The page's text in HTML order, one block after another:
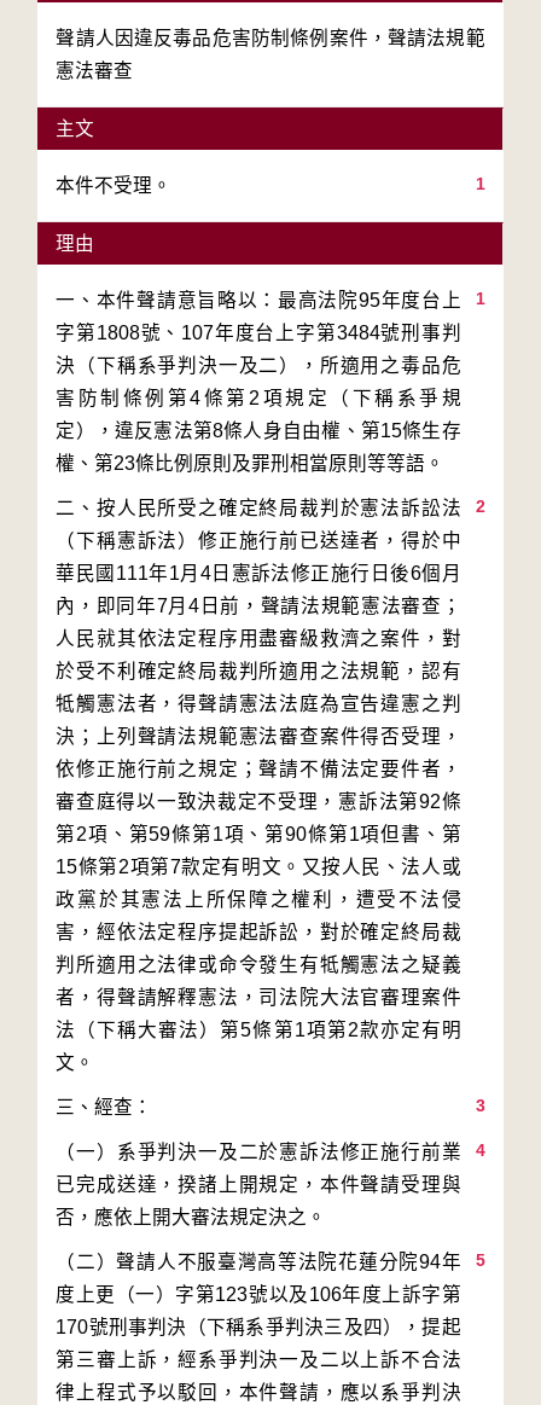
聲請人因違反毒品危害防制條例案件，聲請法規範
憲法審查
主文
1
本件不受理。
理由
1
一、本件聲請意旨略以：最高法院95年度台上
字第1808號、107年度台上字第3484號刑事判
決（下稱系爭判決一及二），所適用之毒品危
害防制條例第4條第2項規定（下稱系爭規
定），違反憲法第8條人身自由權、第15條生存
2
二、按人民所受之確定終局裁判於憲法訴訟法
（下稱憲訴法）修正施行前已送達者，得於中
華民國111年1月4日憲訴法修正施行日後6個月
內，即同年7月4日前，聲請法規範憲法審查；
人民就其依法定程序用盡審級救濟之案件，對
於受不利確定終局裁判所適用之法規範，認有
牴觸憲法者，得聲請憲法法庭為宣告違憲之判
決；上列聲請法規範憲法審查案件得否受理，
依修正施行前之規定；聲請不備法定要件者，
審查庭得以一致決裁定不受理，憲訴法第92條
第2項、第59條第1項、第90條第1項但書、第
15條第2項第7款定有明文。又按人民、法人或
政黨於其憲法上所保障之權利，遭受不法侵
害，經依法定程序提起訴訟，對於確定終局裁
判所適用之法律或命令發生有牴觸憲法之疑義
者，得聲請解釋憲法，司法院大法官審理案件
法（下稱大審法）第5條第1項第2款亦定有明
3
4
（一）系爭判決一及二於憲訴法修正施行前業
已完成送達，揆諸上開規定，本件聲請受理與
5
（二）聲請人不服臺灣高等法院花蓮分院94年
度上更（一）字第123號以及106年度上訴字第
170號刑事判決（下稱系爭判決三及四），提起
第三審上訴，經系爭判決一及二以上訴不合法
律上程式予以駁回，本件聲請，應以系爭判決